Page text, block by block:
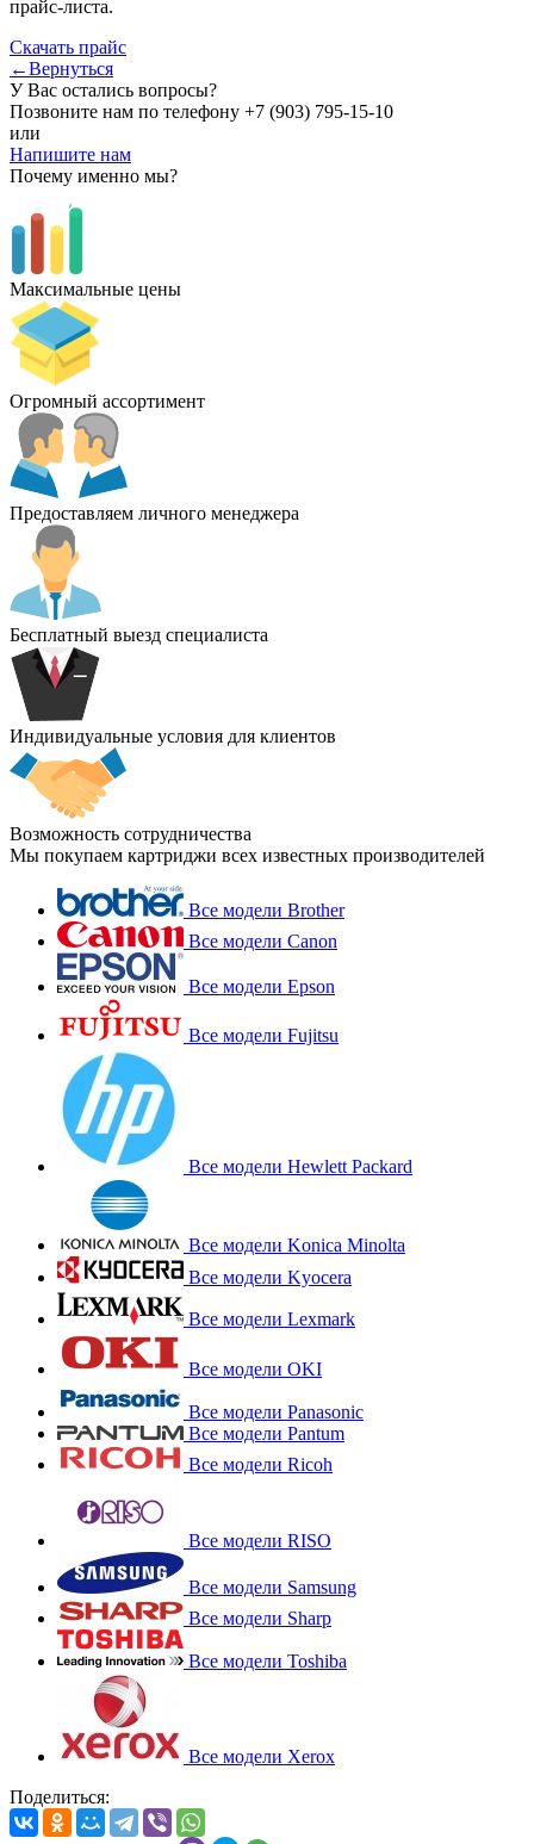
прайс-листа.
Скачать прайс
←Вернуться
У Вас остались вопросы?
Позвоните нам по телефону +7 (903) 795-15-10
или
Напишите нам
Почему именно мы?
Максимальные цены
Огромный ассортимент
Предоставляем личного менеджера
Бесплатный выезд специалиста
Индивидуальные условия для клиентов
Возможность сотрудничества
Мы покупаем картриджи всех известных производителей
Все модели Brother
Все модели Canon
Все модели Epson
Все модели Fujitsu
Все модели Hewlett Packard
Все модели Konica Minolta
Все модели Kyocera
Все модели Lexmark
Все модели OKI
Все модели Panasonic
Все модели Pantum
Все модели Ricoh
Все модели RISO
Все модели Samsung
Все модели Sharp
Все модели Toshiba
Все модели Xerox
Поделиться: